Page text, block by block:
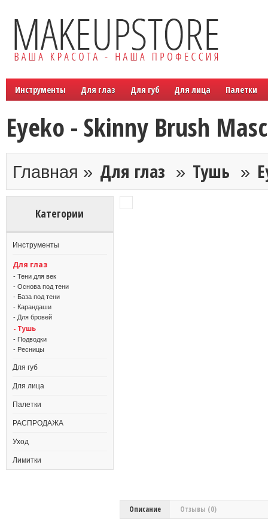
Инструменты Для глаз Для губ Для лица Палетки
Eyeko - Skinny Brush
Главная » Для глаз » Тушь »
Категории
Инструменты
Для глаз
- Тени для век
- Основа под тени
- База под тени
- Карандаши
- Для бровей
- Тушь
- Подводки
- Ресницы
Для губ
Для лица
Палетки
РАСПРОДАЖА
Уход
Лимитки
Описание Отзывы (0)